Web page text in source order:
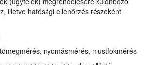
illetve hatósági ellenőrzés részeként
nyomásmérés, mustfokmérés